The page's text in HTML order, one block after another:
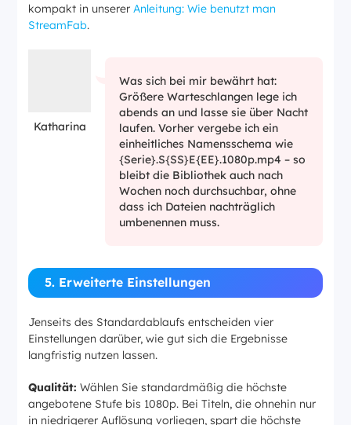
kompakt in unsererAnleitung: Wie benutzt man
StreamFab.
Katharina
Was sich bei mir bewährt hat:
Größere Warteschlangen lege ich
abends an und lasse sie über Nacht
laufen. Vorher vergebe ich ein
einheitliches Namensschema wie
{Serie}.S{SS}E{EE}.1080p.mp4 – so
bleibt die Bibliothek auch nach
Wochen noch durchsuchbar, ohne
dass ich Dateien nachträglich
umbenennen muss.
5. Erweiterte Einstellungen
Jenseits des Standardablaufs entscheiden vier
Einstellungen darüber, wie gut sich die Ergebnisse
langfristig nutzen lassen.
Qualität: Wählen Sie standardmäßig die höchste
angebotene Stufe bis 1080p. Bei Titeln, die ohnehin nur
in niedrigerer Auflösung vorliegen, spart die höchste